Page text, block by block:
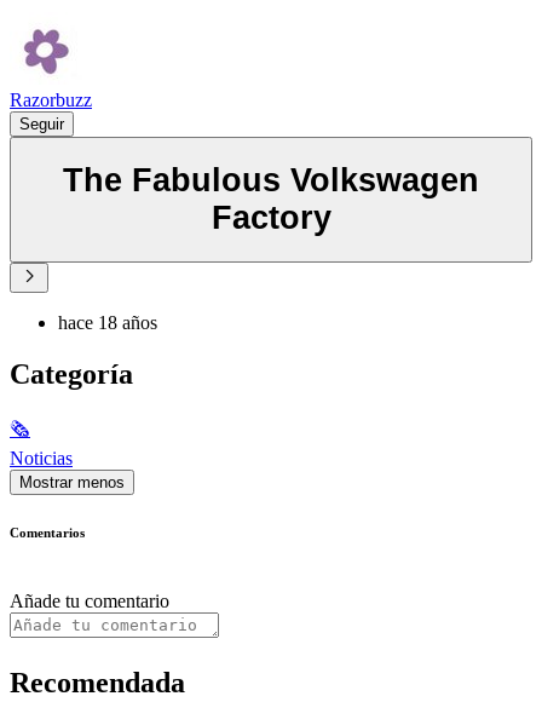
Razorbuzz
Seguir
The Fabulous Volkswagen
Factory
hace 18 años
Categoría
🗞
Noticias
Mostrar menos
Comentarios
Añade tu comentario
Recomendada